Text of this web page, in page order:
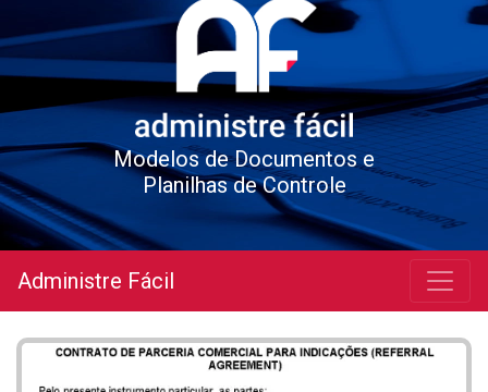
Modelos de Documentos e
Planilhas de Controle
Administre Fácil